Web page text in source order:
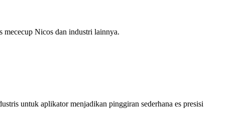
mececup Nicos dan industri lainnya.
untuk aplikator menjadikan pinggiran sederhana es presisi